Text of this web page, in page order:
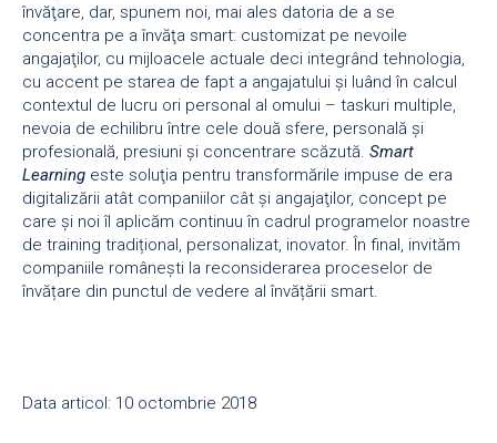
învăţare, dar, spunem noi, mai ales datoria de a se
concentra pe a învăţa smart: customizat pe nevoile
angajaţilor, cu mijloacele actuale deci integrând tehnologia,
cu accent pe starea de fapt a angajatului şi luând în calcul
contextul de lucru ori personal al omului – taskuri multiple,
nevoia de echilibru între cele două sfere, personală şi
profesională, presiuni și concentrare scăzută. Smart
Learning este soluţia pentru transformările impuse de era
digitalizării atât companiilor cât şi angajaţilor, concept pe
care și noi îl aplicăm continuu în cadrul programelor noastre
de training tradițional, personalizat, inovator. În final, invităm
companiile românești la reconsiderarea proceselor de
învățare din punctul de vedere al învățării smart.
Data articol: 10 octombrie 2018